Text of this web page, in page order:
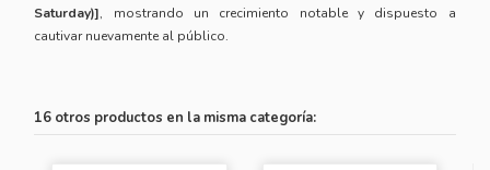
Saturday)], mostrando un crecimiento notable y dispuesto a
cautivar nuevamente al público.
16 otros productos en la misma categoría: